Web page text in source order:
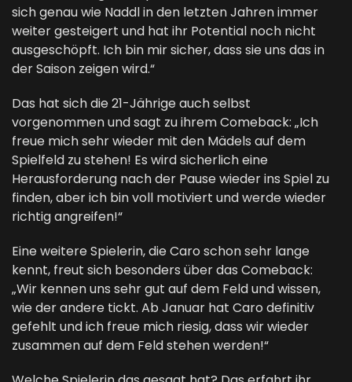
sich genau wie Naddl in den letzten Jahren immer
weiter gesteigert und hat ihr Potential noch nicht
ausgeschöpft. Ich bin mir sicher, dass sie uns das in
der Saison zeigen wird.“
Das hat sich die 21-Jährige auch selbst
vorgenommen und sagt zu ihrem Comeback: „Ich
freue mich sehr wieder mit den Mädels auf dem
Spielfeld zu stehen! Es wird sicherlich eine
Herausforderung nach der Pause wieder ins Spiel zu
finden, aber ich bin voll motiviert und werde wieder
richtig angreifen!“
Eine weitere Spielerin, die Caro schon sehr lange
kennt, freut sich besonders über das Comeback:
„Wir kennen uns sehr gut auf dem Feld und wissen,
wie der andere tickt. Ab Januar hat Caro definitiv
gefehlt und ich freue mich riesig, dass wir wieder
zusammen auf dem Feld stehen werden!“